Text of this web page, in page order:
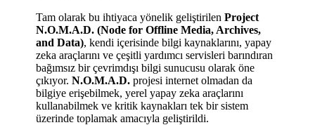
Tam olarak bu ihtiyaca yönelik geliştirilenProject
N.O.M.A.D. (Node for Offline Media, Archives,
and Data), kendi içerisinde bilgi kaynaklarını, yapay
zeka araçlarını ve çeşitli yardımcı servisleri barındıran
bağımsız bir çevrimdışı bilgi sunucusu olarak öne
çıkıyor.N.O.M.A.D. projesi internet olmadan da
bilgiye erişebilmek, yerel yapay zeka araçlarını
kullanabilmek ve kritik kaynakları tek bir sistem
üzerinde toplamak amacıyla geliştirildi.